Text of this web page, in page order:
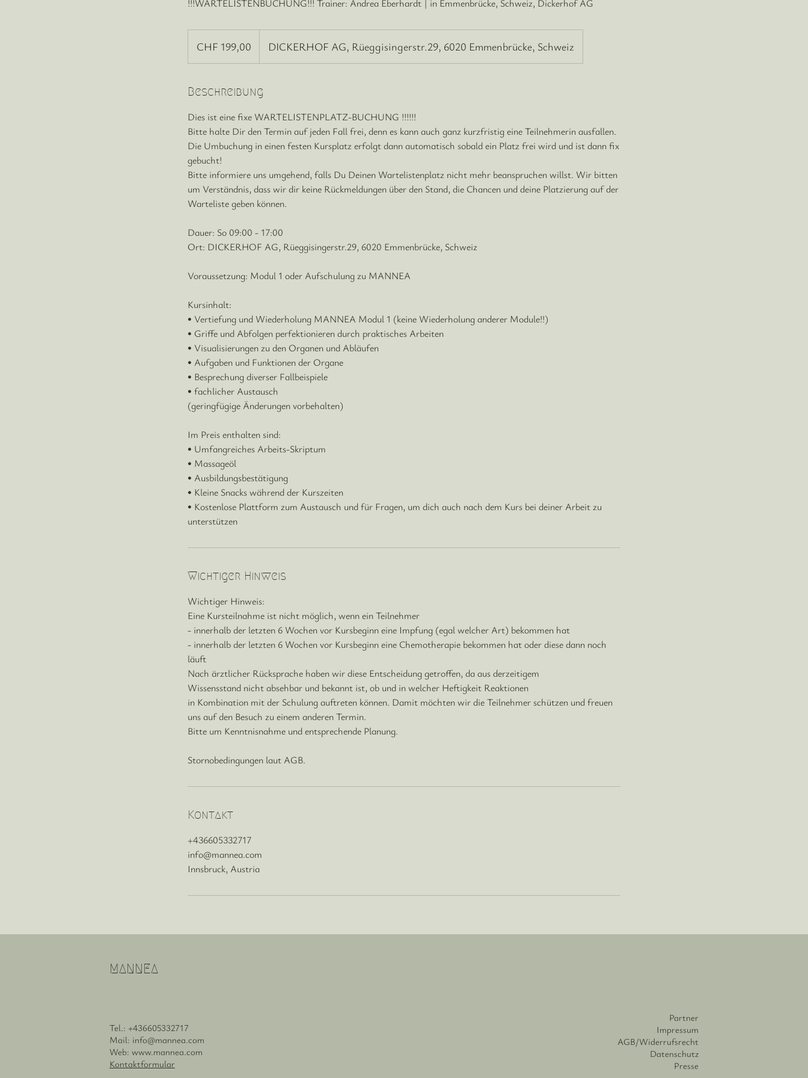
!!!WARTELISTENBUCHUNG!!! Trainer: Andrea Eberhardt | in Emmenbrücke, Schweiz, Dickerhof AG
CHF 199,00 DICKERHOF AG, Rüeggisingerstr.29, 6020 Emmenbrücke, Schweiz
Beschreibung
Dies ist eine fixe WARTELISTENPLATZ-BUCHUNG !!!!!!
Bitte halte Dir den Termin auf jeden Fall frei, denn es kann auch ganz kurzfristig eine Teilnehmerin ausfallen.
Die Umbuchung in einen festen Kursplatz erfolgt dann automatisch sobald ein Platz frei wird und ist dann fix
gebucht!
Bitte informiere uns umgehend, falls Du Deinen Wartelistenplatz nicht mehr beanspruchen willst. Wir bitten
um Verständnis, dass wir dir keine Rückmeldungen über den Stand, die Chancen und deine Platzierung auf der
Warteliste geben können.
Dauer: So 09:00 - 17:00
Ort: DICKERHOF AG, Rüeggisingerstr.29, 6020 Emmenbrücke, Schweiz
Voraussetzung: Modul 1 oder Aufschulung zu MANNEA
Kursinhalt:
• Vertiefung und Wiederholung MANNEA Modul 1 (keine Wiederholung anderer Module!!)
• Griffe und Abfolgen perfektionieren durch praktisches Arbeiten
• Visualisierungen zu den Organen und Abläufen
• Aufgaben und Funktionen der Organe
• Besprechung diverser Fallbeispiele
• fachlicher Austausch
(geringfügige Änderungen vorbehalten)
Im Preis enthalten sind:
• Umfangreiches Arbeits-Skriptum
• Massageöl
• Ausbildungsbestätigung
• Kleine Snacks während der Kurszeiten
• Kostenlose Plattform zum Austausch und für Fragen, um dich auch nach dem Kurs bei deiner Arbeit zu
unterstützen
Wichtiger Hinweis
Wichtiger Hinweis:
Eine Kursteilnahme ist nicht möglich, wenn ein Teilnehmer
- innerhalb der letzten 6 Wochen vor Kursbeginn eine Impfung (egal welcher Art) bekommen hat
- innerhalb der letzten 6 Wochen vor Kursbeginn eine Chemotherapie bekommen hat oder diese dann noch
läuft
Nach ärztlicher Rücksprache haben wir diese Entscheidung getroffen, da aus derzeitigem
Wissensstand nicht absehbar und bekannt ist, ob und in welcher Heftigkeit Reaktionen
in Kombination mit der Schulung auftreten können. Damit möchten wir die Teilnehmer schützen und freuen
uns auf den Besuch zu einem anderen Termin.
Bitte um Kenntnisnahme und entsprechende Planung.
Kontakt
+436605332717
info@mannea.com
Innsbruck, Austria
MANNEA
Tel.: +436605332717
Mail: info@mannea.com
Web: www.mannea.com
Kontaktformular
Partner
Impressum
AGB/Widerrufsrecht
Datenschutz
Presse